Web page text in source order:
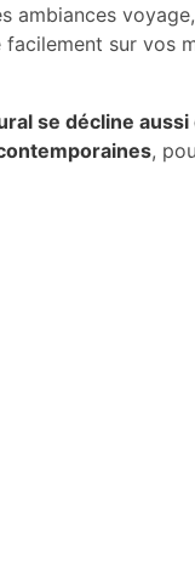
ambiances
facilement sur vos
se décline
,